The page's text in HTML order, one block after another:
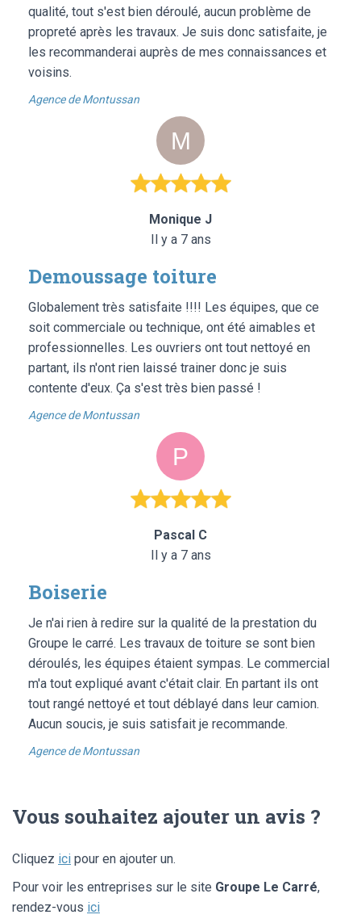
qualité, tout s'est bien déroulé, aucun problème de
propreté après les travaux. Je suis donc satisfaite, je
les recommanderai auprès de mes connaissances et
voisins.
Agence de Montussan
Monique J
Il y a 7 ans
Demoussage toiture
Globalement très satisfaite !!!! Les équipes, que ce
soit commerciale ou technique, ont été aimables et
professionnelles. Les ouvriers ont tout nettoyé en
partant, ils n'ont rien laissé trainer donc je suis
contente d'eux. Ça s'est très bien passé !
Agence de Montussan
Pascal C
Il y a 7 ans
Boiserie
Je n'ai rien à redire sur la qualité de la prestation du
Groupe le carré. Les travaux de toiture se sont bien
déroulés, les équipes étaient sympas. Le commercial
m'a tout expliqué avant c'était clair. En partant ils ont
tout rangé nettoyé et tout déblayé dans leur camion.
Aucun soucis, je suis satisfait je recommande.
Agence de Montussan
Vous souhaitez ajouter un avis ?
Cliquez ici pour en ajouter un.
Pour voir les entreprises sur le site Groupe Le Carré,
rendez-vous ici